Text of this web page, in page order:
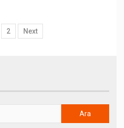
2 Next